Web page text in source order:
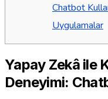
Chatbot
Uygulamalar
Yapay Zekâ ile
Deneyimi: